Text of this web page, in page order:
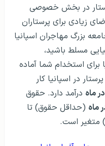
در بخش خصوصی
زیادی برای پرستاران
بزرگ مهاجران اسپانیا
مسلط باشید،
برای استخدام شما آماده
در اسپانیا کار
درآمد دارد. حقوق
(حداقل حقوق) تا
متغیر است.